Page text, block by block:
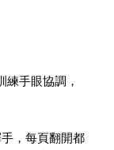
練手眼協調，
，每頁翻開都